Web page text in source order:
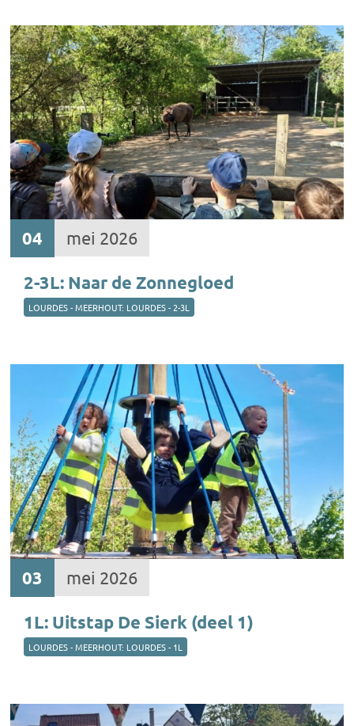
04 mei 2026
2-3L: Naar de Zonnegloed
LOURDES - MEERHOUT: LOURDES - 2-3L
03 mei 2026
1L: Uitstap De Sierk (deel 1)
LOURDES - MEERHOUT: LOURDES - 1L